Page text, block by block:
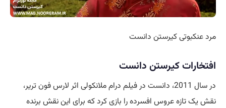
مرد عنکبوتی کیرستن دانست
افتخارات کیرستن دانست
در سال 2011، دانست در فیلم درام ملانکولی اثر لارس فون تریر،
نقش یک تازه عروس افسرده را بازی کرد که برای این نقش برنده